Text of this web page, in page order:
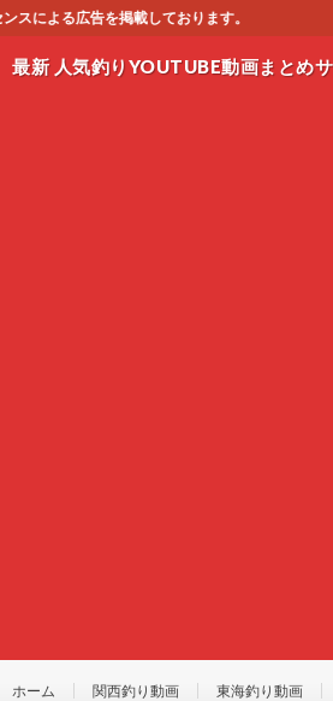
最新 人気釣りYOUTUBE動画まとめ
ホーム 関西釣り動画 東海釣り動画